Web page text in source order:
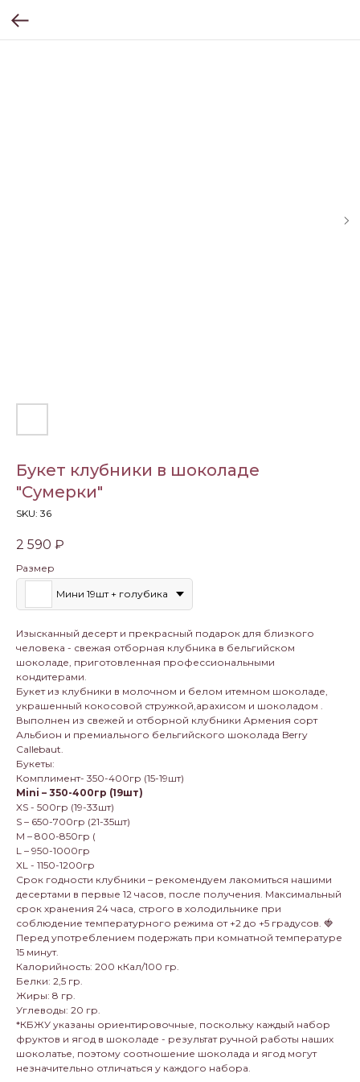
Букет клубники в шоколаде
"Сумерки"
SKU: 36
2 590 ₽
Размер
Мини 19шт + голубика
Изысканный десерт и прекрасный подарок для близкого
человека - свежая отборная клубника в бельгийском
шоколаде, приготовленная профессиональными
кондитерами.
Букет из клубники в молочном и белом итемном шоколаде,
украшенный кокосовой стружкой,арахисом и шоколадом .
Выполнен из свежей и отборной клубники Армения сорт
Альбион и премиального бельгийского шоколада Berry
Callebaut.
Букеты:
Комплимент- 350-400гр (15-19шт)
Mini – 350-400гр (19шт)
XS - 500гр (19-33шт)
S – 650-700гр (21-35шт)
M – 800-850гр (
L – 950-1000гр
XL - 1150-1200гр
Срок годности клубники – рекомендуем лакомиться нашими
десертами в первые 12 часов, после получения. Максимальный
срок хранения 24 часа, строго в холодильнике при
соблюдение температурного режима от +2 до +5 градусов. 🍓
Перед употреблением подержать при комнатной температуре
15 минут.
Калорийность: 200 кКал/100 гр.
Белки: 2,5 гр.
Жиры: 8 гр.
Углеводы: 20 гр.
*КБЖУ указаны ориентировочные, поскольку каждый набор
фруктов и ягод в шоколаде - результат ручной работы наших
шоколатье, поэтому соотношение шоколада и ягод могут
незначительно отличаться у каждого набора.